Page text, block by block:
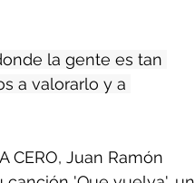
la gente es tan
a valorarlo y a
CERO, Juan Ramón